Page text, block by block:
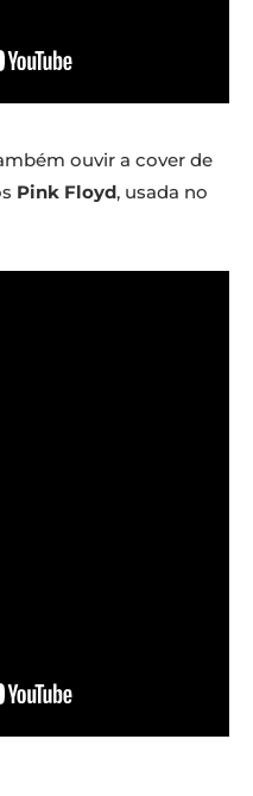
ouvir a cover de
Pink Floyd, usada no